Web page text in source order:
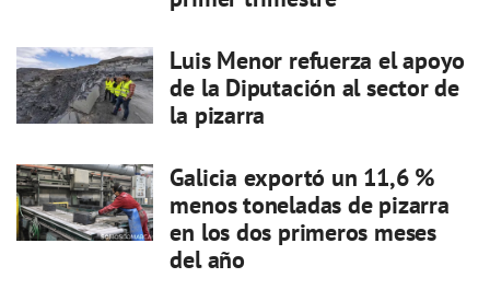
Luis Menor refuerza el apoyo
de la Diputación al sector de
la pizarra
Galicia exportó un 11,6 %
menos toneladas de pizarra
en los dos primeros meses
del año